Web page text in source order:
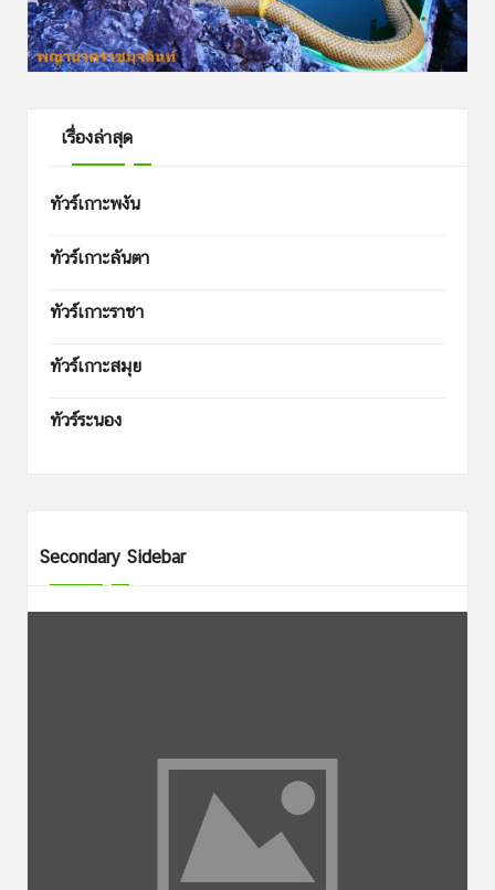
เรื่องล่าสุด
ทัวร์เกาะพงัน
ทัวร์เกาะลันตา
ทัวร์เกาะราชา
ทัวร์เกาะสมุย
ทัวร์ระนอง
Secondary Sidebar